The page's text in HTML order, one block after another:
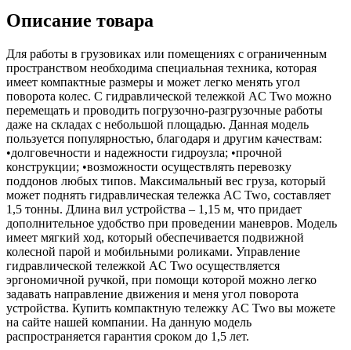
Описание товара
Для работы в грузовиках или помещениях с ограниченным
пространством необходима специальная техника, которая
имеет компактные размеры и может легко менять угол
поворота колес. С гидравлической тележкой AC Two можно
перемещать и проводить погрузочно-разгрузочные работы
даже на складах с небольшой площадью. Данная модель
пользуется популярностью, благодаря и другим качествам:
•долговечности и надежности гидроузла; •прочной
конструкции; •возможности осуществлять перевозку
поддонов любых типов. Максимальный вес груза, который
может поднять гидравлическая тележка AC Two, составляет
1,5 тонны. Длина вил устройства – 1,15 м, что придает
дополнительное удобство при проведении маневров. Модель
имеет мягкий ход, который обеспечивается подвижной
колесной парой и мобильными роликами. Управление
гидравлической тележкой AC Two осуществляется
эргономичной ручкой, при помощи которой можно легко
задавать направление движения и меня угол поворота
устройства. Купить компактную тележку AC Two вы можете
на сайте нашей компании. На данную модель
распространяется гарантия сроком до 1,5 лет.